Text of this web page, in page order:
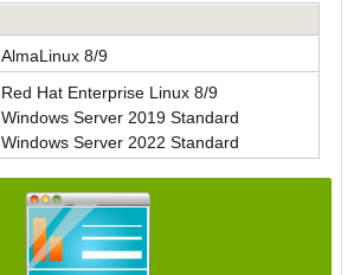
AlmaLinux 8/9
Red Hat Enterprise Linux 8/9
Windows Server 2019 Standard
Windows Server 2022 Standard